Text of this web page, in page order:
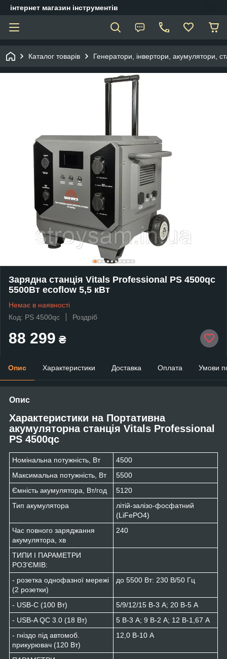
інтернет магазин інструментів
Каталог товарів Генератори, інвертори, акумулятори,
Зарядна станція Vitals Professional PS 4500qc
5500Вт ecoflow 5,5 кВт
Немає в наявності
Код: PS 4500qc
Роздріб
88 299 ₴
Опис Характеристики Доставка Оплата Умови
Опис
Характеристики на Портативна
акумуляторна станція Vitals Professional
PS 4500qc
Номінальна потужність, Вт
4500
Максимальна потужність, Вт
5500
Ємність акумулятора, Вт/год
5120
Тип акумулятора
літій-залізо-фосфатний
(LiFePO4)
Час повного заряджання
акумулятора, хв
240
ТИПИ І ПАРАМЕТРИ
РОЗʼЄМІВ:
- розетка однофазної мережі
(2 розетки)
до 5500 Вт: 230 В/50 Гц
- USB-C (100 Вт)
5/9/12/15 В-3 А; 20 В-5 A
- USB-A QC 3.0 (18 Вт)
5 В-3 А; 9 В-2 А; 12 В-1,67 A
- гніздо під автомоб.
прикурювач (120 Вт)
12,0 В-10 А